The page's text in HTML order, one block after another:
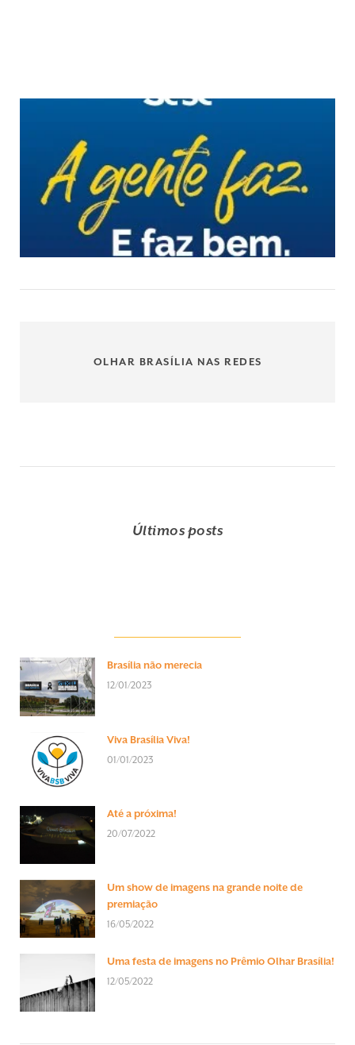
OLHAR BRASÍLIA NAS REDES
Últimos posts
Brasília não merecia
12/01/2023
Viva Brasília Viva!
01/01/2023
Até a próxima!
20/07/2022
Um show de imagens na grande noite de
premiação
16/05/2022
Uma festa de imagens no Prêmio Olhar Brasília!
12/05/2022